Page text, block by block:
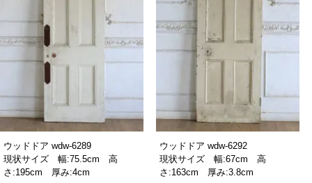
ウッドドア wdw-6289
現状サイズ 幅:75.5cm 高
さ:195cm 厚み:4cm
ウッドドア wdw-6292
現状サイズ 幅:67cm 高
さ:163cm 厚み:3.8cm